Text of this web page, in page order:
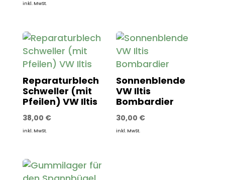
inkl. MwSt.
Reparaturblech
Schweller (mit
Pfeilen) VW Iltis
38,00 €
inkl. MwSt.
Sonnenblende
VW Iltis
Bombardier
30,00 €
inkl. MwSt.